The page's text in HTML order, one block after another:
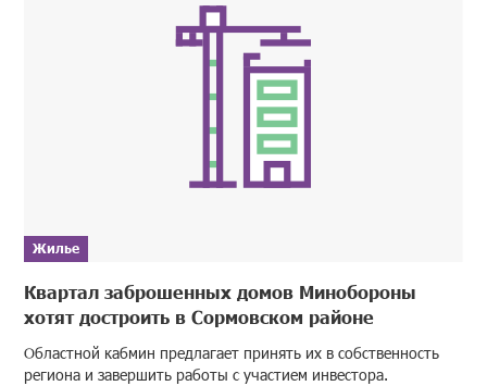
Жилье
Квартал заброшенных домов Минобороны
хотят достроить в Сормовском районе
Областной кабмин предлагает принять их в собственность
региона и завершить работы с участием инвестора.